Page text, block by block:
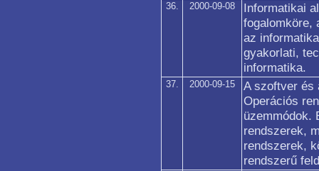
36.
2000-09-08
Informatikai
fogalomköre,
az
gyakorlati,
informatika.
37. 2000-09-15
A szoftver és
Operációs
üzemmódok.
rendszerek,
rendszerek,
rendszerű